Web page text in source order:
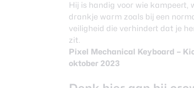
Hij is handig voor wie
drankje warm zoals bij een
veiligheid die verhindert dat je
zit.
Pixel Mechanical Keyboard –
oktober 2023